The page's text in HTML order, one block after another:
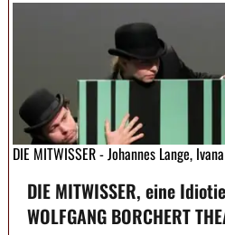
DIE MITWISSER - Johannes Lange,
DIE MITWISSER, eine
WOLFGANG BORCHERT